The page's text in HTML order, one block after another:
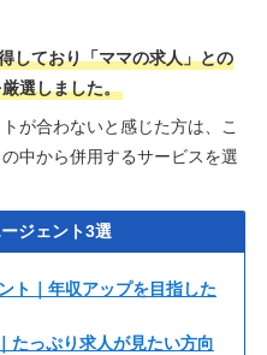
しており「ママの求人」との
選しました。
が合わないと感じた方は、こ
中から併用するサービスを選
ジェント3選
ト｜年収アップを目指した
たっぷり求人が見たい方向